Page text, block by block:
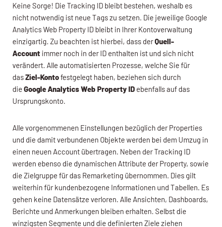
Keine Sorge! Die Tracking ID bleibt bestehen, weshalb es
nicht notwendig ist neue Tags zu setzen. Die jeweilige Google
Analytics Web Property ID bleibt in Ihrer Kontoverwaltung
einzigartig. Zu beachten ist hierbei, dass derQuell-
Account immer noch in der ID enthalten ist und sich nicht
verändert. Alle automatisierten Prozesse, welche Sie für
dasZiel-Kontofestgelegt haben, beziehen sich durch
die Google Analytics Web Property ID ebenfalls auf das
Ursprungskonto.
Alle vorgenommenen Einstellungen bezüglich der Properties
und die damit verbundenen Objekte werden bei dem Umzug in
einen neuen Account übertragen. Neben der Tracking ID
werden ebenso die dynamischen Attribute der Property, sowie
die Zielgruppe für das Remarketing übernommen. Dies gilt
weiterhin für kundenbezogene Informationen und Tabellen. Es
gehen keine Datensätze verloren. Alle Ansichten, Dashboards,
Berichte und Anmerkungen bleiben erhalten. Selbst die
winzigsten Segmente und die definierten Ziele ziehen